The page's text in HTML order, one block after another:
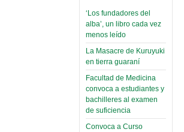
‘Los fundadores del
alba’, un libro cada vez
menos leído
La Masacre de Kuruyuki
en tierra guaraní
Facultad de Medicina
convoca a estudiantes y
bachilleres al examen
de suficiencia
Convoca a Curso